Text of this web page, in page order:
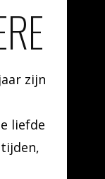
zijn
liefde